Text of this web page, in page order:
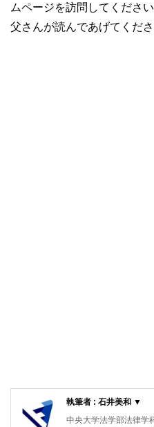
ムページを訪問してくださ
父さんが読んであげてくださ
執筆者 : 石井美和 ▼
中央大学法学部法律学